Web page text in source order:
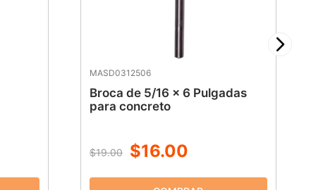
MASD0312506
Broca de 5/16 x 6 Pulgadas
para concreto
$19.00 $16.00